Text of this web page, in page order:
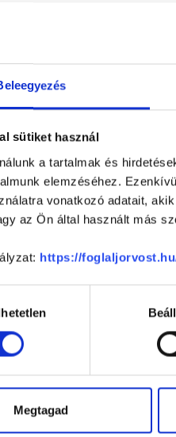
sütiket használ
a tartalmak és
elemzéséhez.
vonatkozó adatait,
az Ön által használt más
https://
Megtagad
87 %
0 %